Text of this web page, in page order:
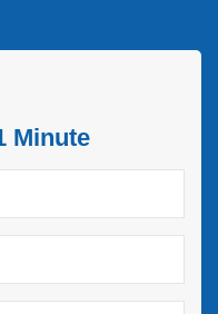
Minute